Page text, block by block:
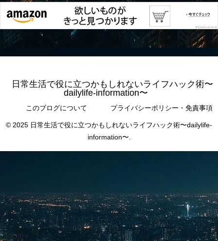
日常生活で役に立つかもしれないライフハック術〜
dailylife-information〜
このブログについて プライバシーポリシー・免責事項
© 2025 日常生活で役に立つかもしれないライフハック術〜dailylife-
information〜.